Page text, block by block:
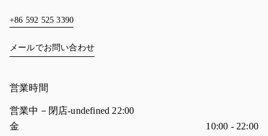
+86 592 525 3390
メールでお問い合わせ
営業時間
営業中－閉店-undefined 22:00
曜日
金 10:00 - 22:00